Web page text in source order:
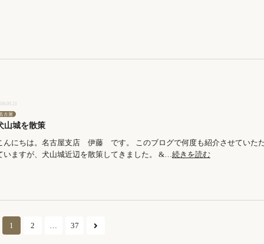
古屋
山城を散策
んにちは。名古屋支店 伊藤 です。 このブログで何度も紹介させていた
いますが、犬山城近辺を散策してきました。 &… 続きを読む
1 2 … 37